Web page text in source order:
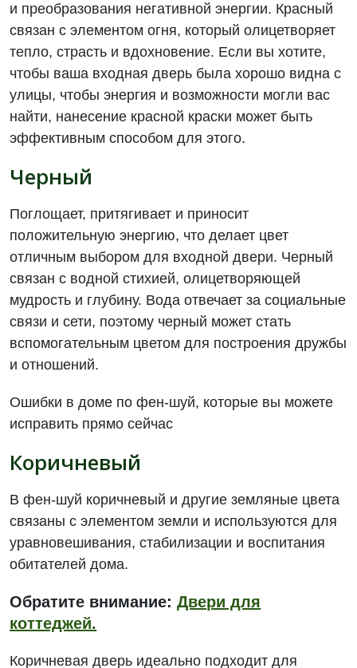
и преобразования негативной энергии. Красный
связан с элементом огня, который олицетворяет
тепло, страсть и вдохновение. Если вы хотите,
чтобы ваша входная дверь была хорошо видна с
улицы, чтобы энергия и возможности могли вас
найти, нанесение красной краски может быть
эффективным способом для этого.
Черный
Поглощает, притягивает и приносит
положительную энергию, что делает цвет
отличным выбором для входной двери. Черный
связан с водной стихией, олицетворяющей
мудрость и глубину. Вода отвечает за социальные
связи и сети, поэтому черный может стать
вспомогательным цветом для построения дружбы
и отношений.
Ошибки в доме по фен-шуй, которые вы можете
исправить прямо сейчас
Коричневый
В фен-шуй коричневый и другие земляные цвета
связаны с элементом земли и используются для
уравновешивания, стабилизации и воспитания
обитателей дома.
Обратите внимание:Двери для
коттеджей.
Коричневая дверь идеально подходит для